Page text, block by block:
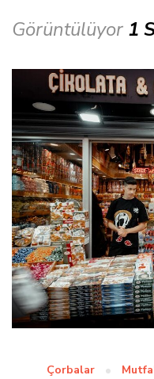
Görüntülüyor 1
Çorbalar